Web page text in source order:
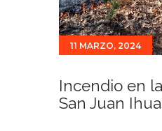
Para ti
Contacto
11 MARZO, 2024
Incendio en
San Juan